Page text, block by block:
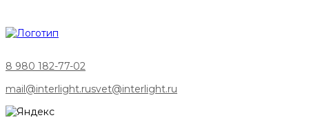
8 980 182-77-02
mail@interlight.rusvet@interlight.ru